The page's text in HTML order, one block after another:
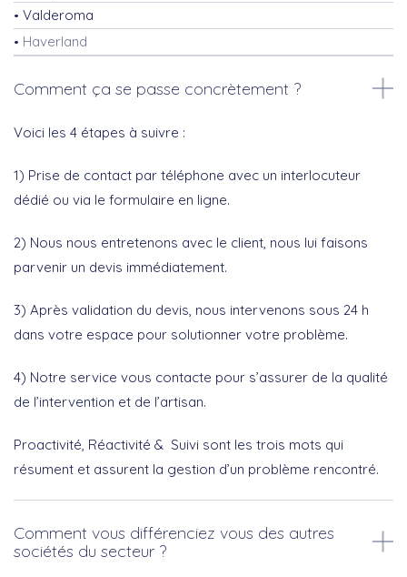
Valderoma
Haverland
Comment ça se passe concrètement ?
Voici les 4 étapes à suivre :
1) Prise de contact par téléphone avec un interlocuteur
dédié ou via le formulaire en ligne.
2) Nous nous entretenons avec le client, nous lui faisons
parvenir un devis immédiatement.
3) Après validation du devis, nous intervenons sous 24 h
dans votre espace pour solutionner votre problème.
4) Notre service vous contacte pour s’assurer de la qualité
de l’intervention et de l’artisan.
Proactivité, Réactivité & Suivi sont les trois mots qui
résument et assurent la gestion d’un problème rencontré.
Comment vous différenciez vous des autres
sociétés du secteur ?